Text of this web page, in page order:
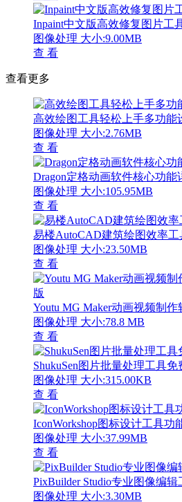
Inpaint中文版高效修复图片工
图像处理 大小:9.00MB
查 看
查看更多
高效绘图工具轻松上手多功能
图像处理 大小:2.76MB
查 看
Dragon定格动画软件核心功能
图像处理 大小:105.95MB
查 看
易楼AutoCAD建筑绘图效率工
图像处理 大小:23.50MB
查 看
Youtu MG Maker动画视频制作
图像处理 大小:78.8 MB
查 看
ShukuSen图片批量处理工具
图像处理 大小:315.00KB
查 看
IconWorkshop图标设计工具功
图像处理 大小:37.99MB
查 看
PixBuilder Studio专业图像编辑
图像处理 大小:3.30MB